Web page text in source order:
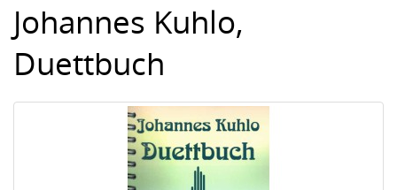
Johannes Kuhlo,
Duettbuch